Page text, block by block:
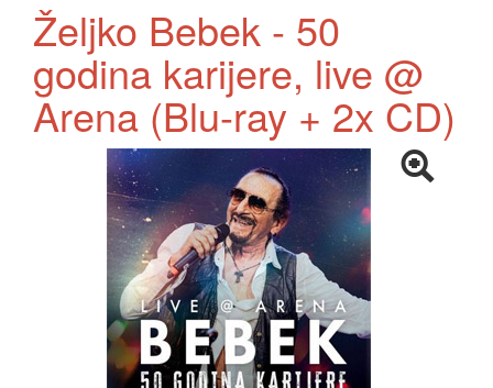
Željko Bebek - 50
godina karijere, live @
Arena (Blu-ray + 2x CD)